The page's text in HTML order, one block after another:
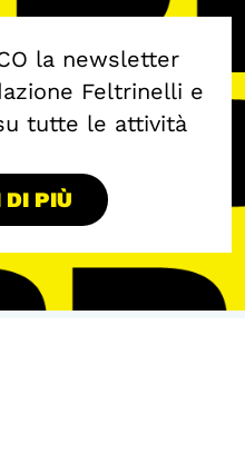
la newsletter
Feltrinelli e
tutte le attività
DI PIÙ